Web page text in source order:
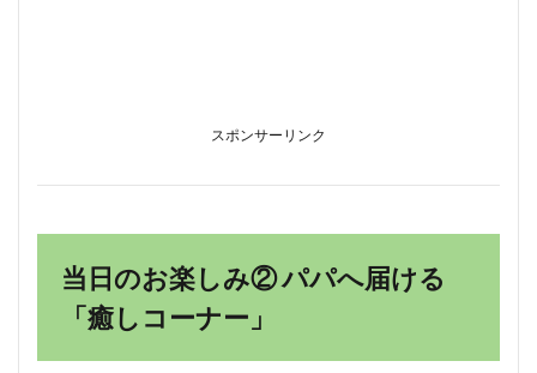
スポンサーリンク
当日のお楽しみ② パパへ届ける
「癒しコーナー」